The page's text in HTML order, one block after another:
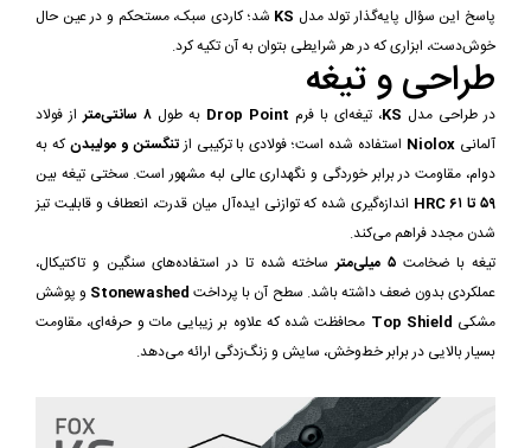
پاسخ این سؤال پایه‌گذار تولد مدل KS شد؛ کاردی سبک، مستحکم و در عین حال
خوش‌دست، ابزاری که در هر شرایطی بتوان به آن تکیه کرد.
طراحی و تیغه
در طراحی مدل KS، تیغه‌ای با فرم Drop Point به طول ۸ سانتی‌متر
از فولاد
آلمانی Niolox استفاده شده است؛ فولادی با ترکیبی ازتنگستن و مولیبدنکه به
دوام، مقاومت در برابر خوردگی و نگهداری عالی لبه مشهور است. سختی تیغه بین
۵۹ تا ۶۱ HRC
اندازه‌گیری شده که توازنی ایده‌آل میان قدرت، انعطاف و قابلیت تیز
شدن مجدد فراهم می‌کند.
تیغه با ضخامت۵ میلی‌متر
ساخته شده تا در استفاده‌های سنگین و تاکتیکال،
عملکردی بدون ضعف داشته باشد. سطح آن با پرداخت Stonewashed و پوشش
مشکی Top Shield محافظت شده که علاوه بر زیبایی مات و حرفه‌ای، مقاومت
بسیار بالایی در برابر خط‌وخش، سایش و زنگ‌زدگی ارائه می‌دهد.